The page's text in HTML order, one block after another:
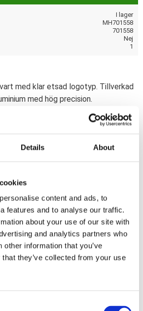
Details About
content and ads, to
features and to analyse our traffic.
about your use of our site with
and analytics partners who
other information that you’ve
they’ve collected from your use
I lager
MH701558
701558
Nej
1
med klar etsad logotyp. Tillverkad
med hög precision.
klassiska CNC-etsade "Question
möts arv, stil och frihet i det